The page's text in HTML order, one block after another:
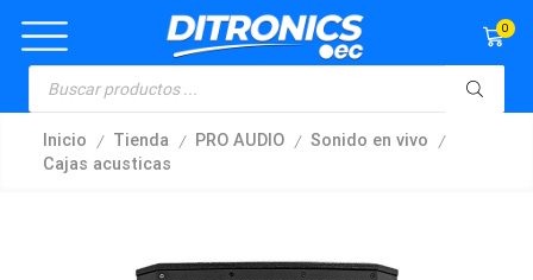
0
Inicio / Tienda / PRO AUDIO / Sonido en vivo /
Cajas acusticas